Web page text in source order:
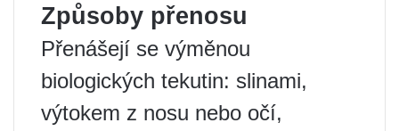
Způsoby přenosu
Přenášejí se výměnou
biologických tekutin: slinami,
výtokem z nosu nebo očí,